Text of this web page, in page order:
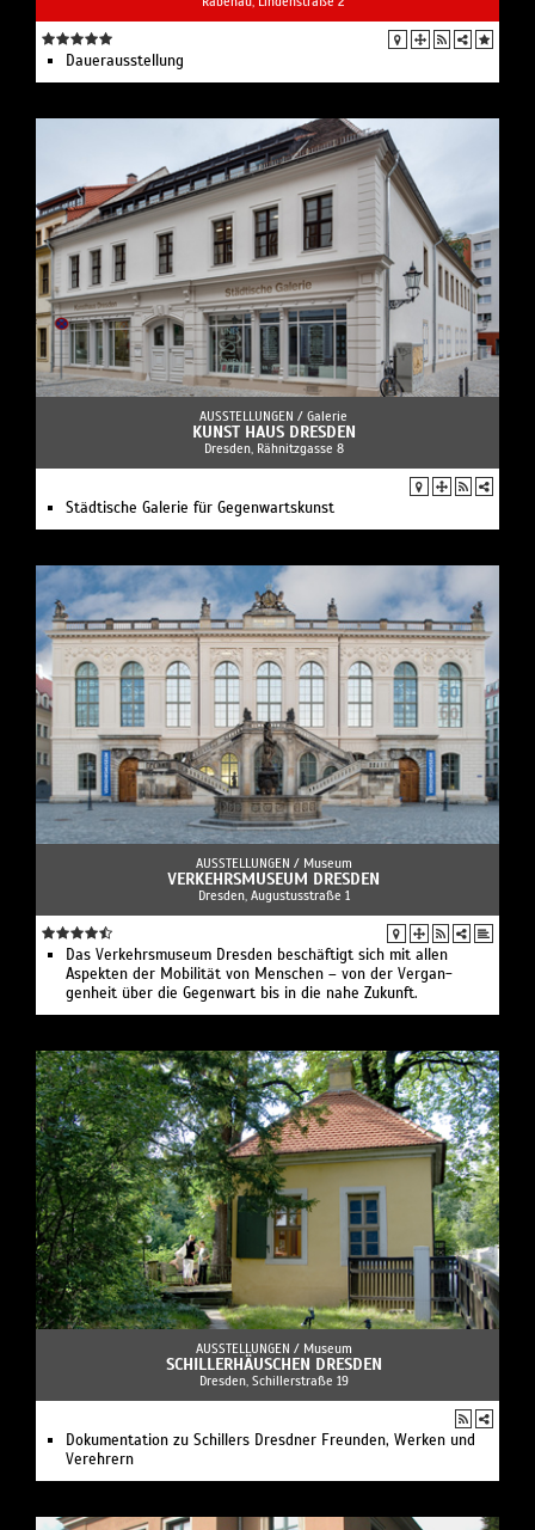
Dauerausstellung
AUSSTELLUNGEN / Galerie
KUNST HAUS DRESDEN
Dresden, Rähnitzgasse 8
Städtische Galerie für Gegenwartskunst
AUSSTELLUNGEN / Museum
VERKEHRSMUSEUM DRESDEN
Dresden, Augustusstraße 1
Das Verkehrs­museum Dresden beschäftigt sich mit allen
Aspekten der Mobilität von Menschen – von der Vergan­
genheit über die Gegenwart bis in die nahe Zukunft.
AUSSTELLUNGEN / Museum
SCHILLERHÄUSCHEN DRESDEN
Dresden, Schillerstraße 19
Dokumentation zu Schillers Dresdner Freunden, Werken und
Verehrern